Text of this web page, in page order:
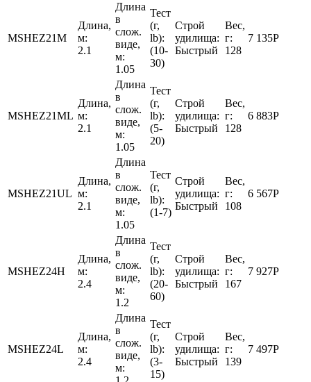
MSHEZ21M
Длина,
м:
2.1
Длина
в
слож.
виде,
м:
1.05
Тест
(г,
lb):
(10-
30)
Строй
удилища:
Быстрый
Вес,
г:
128
7 135Р
MSHEZ21ML
Длина,
м:
2.1
Длина
в
слож.
виде,
м:
1.05
Тест
(г,
lb):
(5-
20)
Строй
удилища:
Быстрый
Вес,
г:
128
6 883Р
MSHEZ21UL
Длина,
м:
2.1
Длина
в
слож.
виде,
м:
1.05
Тест
(г,
lb):
(1-7)
Строй
удилища:
Быстрый
Вес,
г:
108
6 567Р
MSHEZ24H
Длина,
м:
2.4
Длина
в
слож.
виде,
м:
1.2
Тест
(г,
lb):
(20-
60)
Строй
удилища:
Быстрый
Вес,
г:
167
7 927Р
MSHEZ24L
Длина,
м:
2.4
Длина
в
слож.
виде,
м:
Тест
(г,
lb):
(3-
15)
Строй
удилища:
Быстрый
Вес,
г:
139
7 497Р